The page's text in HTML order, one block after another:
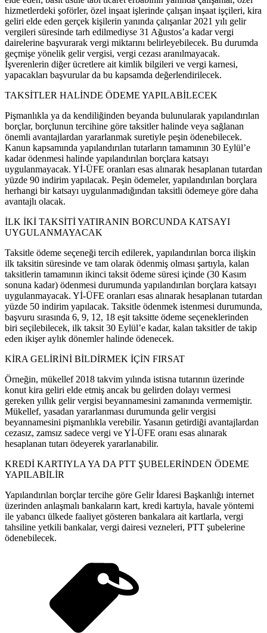
hizmetlerdeki şoförler, özel inşaat işlerinde çalışan inşaat işçileri, kira
geliri elde eden gerçek kişilerin yanında çalışanlar 2021 yılı gelir
vergileri süresinde tarh edilmediyse 31 Ağustos’a kadar vergi
dairelerine başvurarak vergi miktarını belirleyebilecek. Bu durumda
geçmişe yönelik gelir vergisi, vergi cezası aranılmayacak.
İşverenlerin diğer ücretlere ait kimlik bilgileri ve vergi karnesi,
yapacakları başvurular da bu kapsamda değerlendirilecek.
TAKSİTLER HALİNDE ÖDEME YAPILABİLECEK
Pişmanlıkla ya da kendiliğinden beyanda bulunularak yapılandırılan
borçlar, borçlunun tercihine göre taksitler halinde veya sağlanan
önemli avantajlardan yararlanmak suretiyle peşin ödenebilecek.
Kanun kapsamında yapılandırılan tutarların tamamının 30 Eylül’e
kadar ödenmesi halinde yapılandırılan borçlara katsayı
uygulanmayacak. Yİ-ÜFE oranları esas alınarak hesaplanan tutardan
yüzde 90 indirim yapılacak. Peşin ödemeler, yapılandırılan borçlara
herhangi bir katsayı uygulanmadığından taksitli ödemeye göre daha
avantajlı olacak.
İLK İKİ TAKSİTİ YATIRANIN BORCUNDA KATSAYI
UYGULANMAYACAK
Taksitle ödeme seçeneği tercih edilerek, yapılandırılan borca ilişkin
ilk taksitin süresinde ve tam olarak ödenmiş olması şartıyla, kalan
taksitlerin tamamının ikinci taksit ödeme süresi içinde (30 Kasım
sonuna kadar) ödenmesi durumunda yapılandırılan borçlara katsayı
uygulanmayacak. Yİ-ÜFE oranları esas alınarak hesaplanan tutardan
yüzde 50 indirim yapılacak. Taksitle ödenmek istenmesi durumunda,
başvuru sırasında 6, 9, 12, 18 eşit taksitte ödeme seçeneklerinden
biri seçilebilecek, ilk taksit 30 Eylül’e kadar, kalan taksitler de takip
eden ikişer aylık dönemler halinde ödenecek.
KİRA GELİRİNİ BİLDİRMEK İÇİN FIRSAT
Örneğin, mükellef 2018 takvim yılında istisna tutarının üzerinde
konut kira geliri elde etmiş ancak bu gelirden dolayı vermesi
gereken yıllık gelir vergisi beyannamesini zamanında vermemiştir.
Mükellef, yasadan yararlanması durumunda gelir vergisi
beyannamesini pişmanlıkla verebilir. Yasanın getirdiği avantajlardan
cezasız, zamsız sadece vergi ve Yİ-ÜFE oranı esas alınarak
hesaplanan tutarı ödeyerek yararlanabilir.
KREDİ KARTIYLA YA DA PTT ŞUBELERİNDEN ÖDEME
YAPILABİLİR
Yapılandırılan borçlar tercihe göre Gelir İdaresi Başkanlığı internet
üzerinden anlaşmalı bankaların kart, kredi kartıyla, havale yöntemi
ile yabancı ülkede faaliyet gösteren bankalara ait kartlarla, vergi
tahsiline yetkili bankalar, vergi dairesi vezneleri, PTT şubelerine
ödenebilecek.